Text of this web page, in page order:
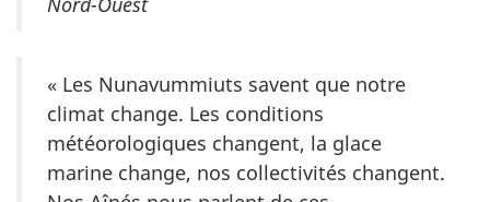
« Les Nunavummiuts savent que notre
climat change. Les conditions
météorologiques changent, la glace
marine change, nos collectivités changent.